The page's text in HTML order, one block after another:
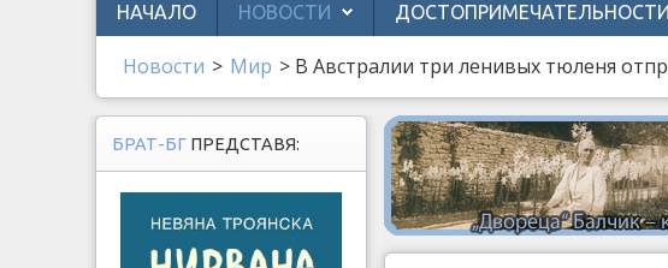
НАЧАЛО НОВОСТИ ДОСТОПРИМЕЧАТЕЛЬНОСТИ
Новости > Мир > В Австралии три ленивых тюленя
БРАТ-БГ ПРЕДСТАВЯ: